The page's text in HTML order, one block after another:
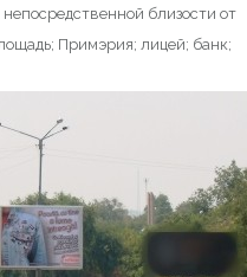
близости от
Примэрия; лицей; банк;